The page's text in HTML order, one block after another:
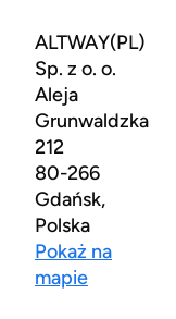
ALTWAY(PL)
Sp. z o. o.
Aleja
Grunwaldzka
212
80-266
Gdańsk,
Polska
Pokaż na
mapie